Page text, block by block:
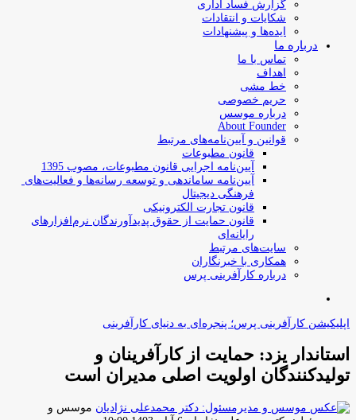
گزارش فساد اداری
شکایات و انتقادات
ایده‌ها و پیشنهادات
درباره ما
تماس با ما
اهداف
خط مشی
حریم خصوصی
درباره موسس
About Founder
قوانین و آیین‌نامه‌های مرتبط
‌قانون مطبوعات
آیین‌نامه اجرایی قانون مطبوعات، مصوب 1395
آیین‌نامه سامان­دهی و توسعه رسانه­‌ها و فعالیت‌­های
فرهنگی دیجیتال
قانون تجارت الکترونیکی
قانون حمایت از حقوق پدیدآورندگان نرم‌افزارهای
رایانه‌ای
سایت‌های مرتبط
همکاری با خبرنگاران
درباره کارآفرینی پرس
اپلیکیشن کارآفرینی پرس؛ پنجره‌ای به دنیای کارآفرینی
استاندار یزد: حمایت از کارآفرینان و
تولیدکنندگان اولویت اصلی مدیران است
موسس و